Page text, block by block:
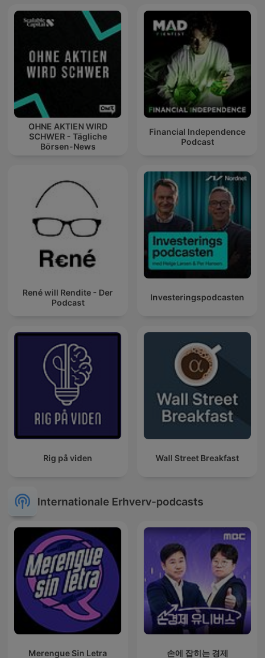
OHNE AKTIEN WIRD
SCHWER - Tägliche
Börsen-News
Financial Independence
Podcast
René will Rendite - Der
Podcast
Investeringspodcasten
Rig på viden Wall Street Breakfast
Internationale Erhverv-podcasts
Merengue Sin Letra 손에 잡히는 경제